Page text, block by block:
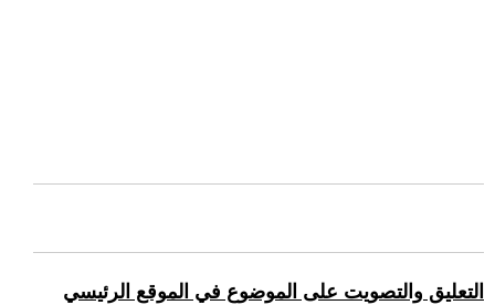
التعليق والتصويت على الموضوع في الموقع الرئيسي